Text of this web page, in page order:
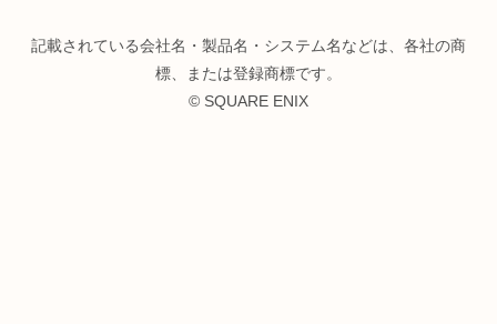
記載されている会社名・製品名・システム名などは、各社の商
標、または登録商標です。
© SQUARE ENIX